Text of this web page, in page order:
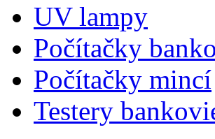
UV lampy
Počítačky
Počítačky mincí
Testery